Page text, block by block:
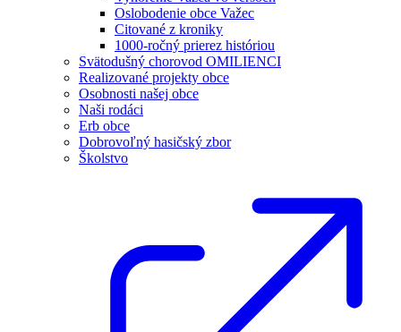
Oslobodenie obce Važec
Citované z kroniky
1000-ročný prierez históriou
Svätodušný chorovod OMILIENCI
Realizované projekty obce
Osobnosti našej obce
Naši rodáci
Erb obce
Dobrovoľný hasičský zbor
Školstvo